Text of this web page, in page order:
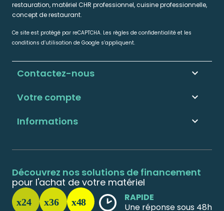
restauration, matériel CHR professionnel, cuisine professionnelle,
concept de restaurant.
Ce site est protégé par reCAPTCHA. Les règles de confidentialité et les
conditions d’utilisation de Google s’appliquent.
Informations 
Votre compte 
Contactez-nous keyboard_arrow_down
Découvrez nos solutions de financement
pour l'achat de votre matériel
RAPIDE
Une réponse sous 48h